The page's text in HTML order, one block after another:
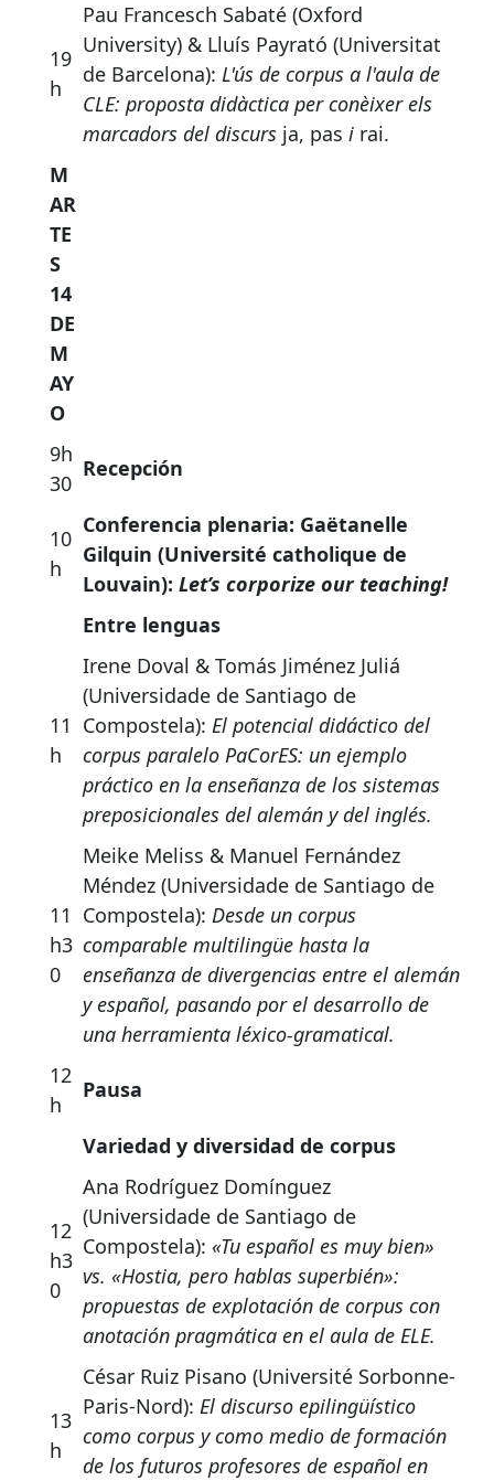
19
h
Pau Francesch Sabaté (Oxford
University) & Lluís Payrató (Universitat
de Barcelona): L'ús de corpus a l'aula de
CLE: proposta didàctica per conèixer els
marcadors del discurs ja, pas i rai.
M
AR
TE
S
14
DE
M
AY
O
9h
30
Recepción
10
h
Conferencia plenaria: Gaëtanelle
Gilquin (Université catholique de
Louvain): Let’s corporize our teaching!
Entre lenguas
11
h
Irene Doval & Tomás Jiménez Juliá
(Universidade de Santiago de
Compostela): El potencial didáctico del
corpus paralelo PaCorES: un ejemplo
práctico en la enseñanza de los sistemas
preposicionales del alemán y del inglés.
11
h3
0
Meike Meliss & Manuel Fernández
Méndez (Universidade de Santiago de
Compostela): Desde un corpus
comparable multilingüe hasta la
enseñanza de divergencias entre el alemán
y español, pasando por el desarrollo de
una herramienta léxico-gramatical.
12
h
Pausa
Variedad y diversidad de corpus
12
h3
0
Ana Rodríguez Domínguez
(Universidade de Santiago de
Compostela): «Tu español es muy bien»
vs. «Hostia, pero hablas superbién»:
propuestas de explotación de corpus con
anotación pragmática en el aula de ELE.
13
h
César Ruiz Pisano (Université Sorbonne-
Paris-Nord): El discurso epilingüístico
como corpus y como medio de formación
de los futuros profesores de español en